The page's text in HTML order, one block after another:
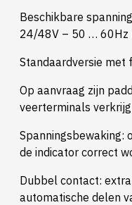
Beschikbare
24/48V – 50 … 60Hz
Standaardversie met
Op aanvraag zijn
veerterminals
Spanningsbewaking:
de indicator correct
Dubbel contact:
automatische delen